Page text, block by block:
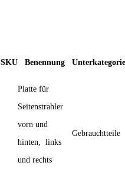
SKU Benennung Unterkategorie
Platte für
Seitenstrahler
vorn und
hinten, links
und rechts
Gebrauchtteile